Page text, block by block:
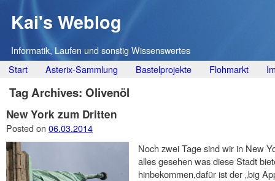
Kai's Weblog
Informatik, Laufen und sonstig Wissenswertes
Main menu
Skip
to
content
Start Asterix-Sammlung Bastelprojekte Flohmarkt
Tag Archives: Olivenöl
New York zum Dritten
Posted on 06.03.2014
Noch zwei Tage sind wir in New
alles gesehen was diese Stadt
hinbekommen,dafür ist der „big